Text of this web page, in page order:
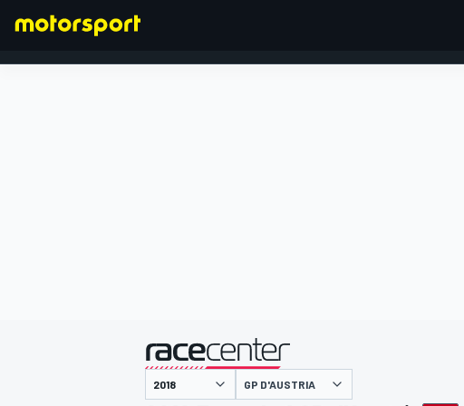
presentato da
GP D'AUSTRIA